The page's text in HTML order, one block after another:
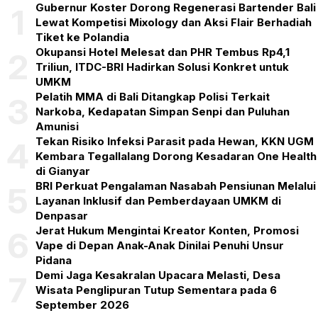
Gubernur Koster Dorong Regenerasi Bartender Bali
Lewat Kompetisi Mixology dan Aksi Flair Berhadiah
Tiket ke Polandia
Okupansi Hotel Melesat dan PHR Tembus Rp4,1
Triliun, ITDC-BRI Hadirkan Solusi Konkret untuk
UMKM
Pelatih MMA di Bali Ditangkap Polisi Terkait
Narkoba, Kedapatan Simpan Senpi dan Puluhan
Amunisi
Tekan Risiko Infeksi Parasit pada Hewan, KKN UGM
Kembara Tegallalang Dorong Kesadaran One Health
di Gianyar
BRI Perkuat Pengalaman Nasabah Pensiunan Melalui
Layanan Inklusif dan Pemberdayaan UMKM di
Denpasar
Jerat Hukum Mengintai Kreator Konten, Promosi
Vape di Depan Anak-Anak Dinilai Penuhi Unsur
Pidana
Demi Jaga Kesakralan Upacara Melasti, Desa
Wisata Penglipuran Tutup Sementara pada 6
September 2026